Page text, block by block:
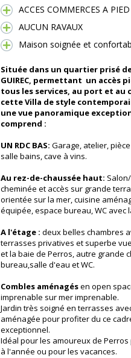
ACCES COMMERCES A PIED
AUCUN RAVAUX
Maison soignée et
Située dans un quartier prisé de
GUIREC, permettant un accès
tous les services, au port et au
cette Villa de style
une vue panoramique
comprend :
UN RDC BAS: Garage, atelier,
salle bains, cave à vins.
Au rez-de-chaussée haut:
cheminée et accès sur grande
orientée sur la mer, cuisine
équipée, espace bureau, WC avec
A l'étage : deux belles chambres
terrasses privatives et superbe
et la baie de Perros, autre grande
bureau,salle d'eau et WC.
Combles aménagésen open
imprenable sur mer imprenable.
Jardin très soigné en terrasses
aménagée pour profiter du ce
exceptionnel.
Idéal pour les amoureux de Perros
à l'année ou pour les vacances.